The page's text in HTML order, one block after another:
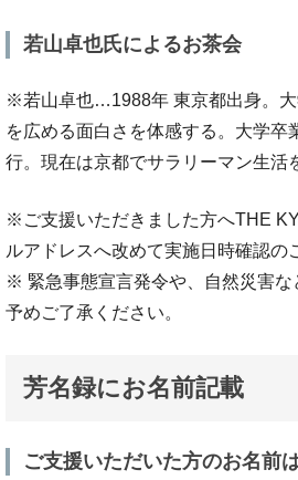
若山卓也氏によるお茶会
※若山卓也…1988年 東京都出身。
を広める面白さを体感する。大学
行。現在は京都でサラリーマン生活
※ご支援いただきました方へTHE
ルアドレスへ改めて実施日時確認の
※ 緊急事態宣言発令や、自然災害な
予めご了承ください。
芳名録にお名前記載
ご支援いただいた方のお名前